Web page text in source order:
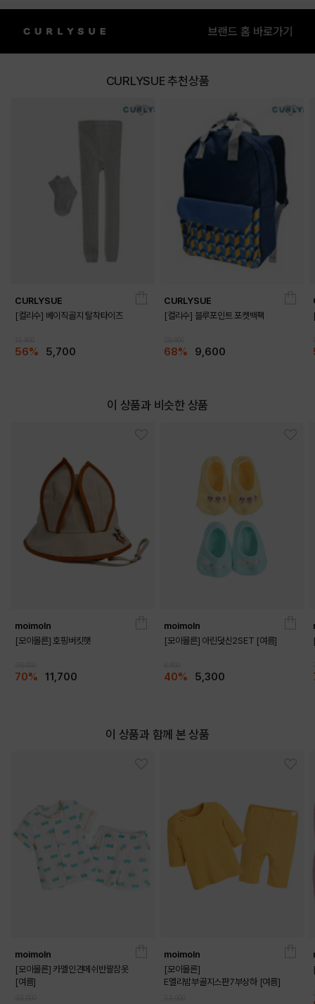
CURLYSUE 추천상품
CURLYSUE
[컬리수] 베이직골지 탈착타이즈
56% 5,700
CURLYSUE
[컬리수] 블루포인트 포켓백팩
68% 9,600
이 상품과 비슷한 상품
moimoln
[모이몰른] 호핑버킷햇
70% 11,700
moimoln
[모이몰른] 아린덧신2SET [여름]
40% 5,300
이 상품과 함께 본 상품
moimoln
[모이몰른] 카멜인견메쉬반팔잠옷
[여름]
moimoln
[모이몰른]
E멜리밤부골지스판7부상하 [여름]